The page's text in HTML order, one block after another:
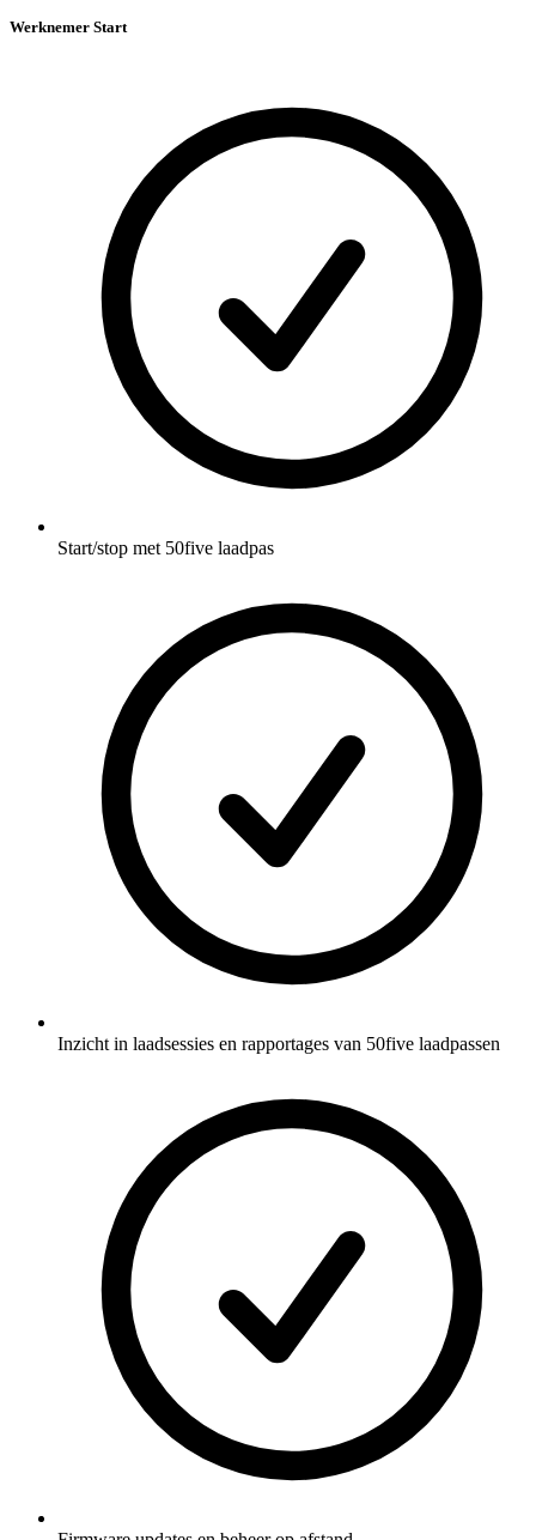
Werknemer Start
Start/stop met 50five laadpas
Inzicht in laadsessies en rapportages van 50five laadpassen